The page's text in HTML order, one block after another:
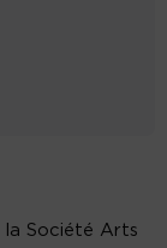
Société Arts